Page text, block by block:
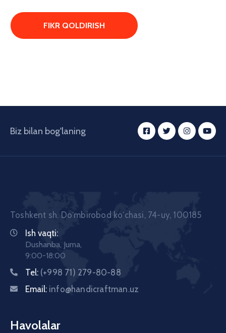
Biz bilan bog'laning
Toshkent sh. Doʼmbirobod koʼchasi, 74-uy, 100185
Ish vaqti:
Dushanba, Juma,
9:00-18:00
Tel: (+998 71) 279-80-88
Email: info@handicraftman.uz
Havolalar